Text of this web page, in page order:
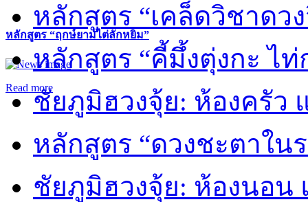
หลักสูตร “ฤกษ์ยามไต่ลักหยิ่ม”
Read more
หลักสูตร “เคล็ดวิชาดว
หลักสูตร “คี้มึ้งตุ่งกะ ไ
ชัยภูมิฮวงจุ้ย: ห้องครัว
หลักสูตร “ดวงชะตาใน
ชัยภูมิฮวงจุ้ย: ห้องนอน